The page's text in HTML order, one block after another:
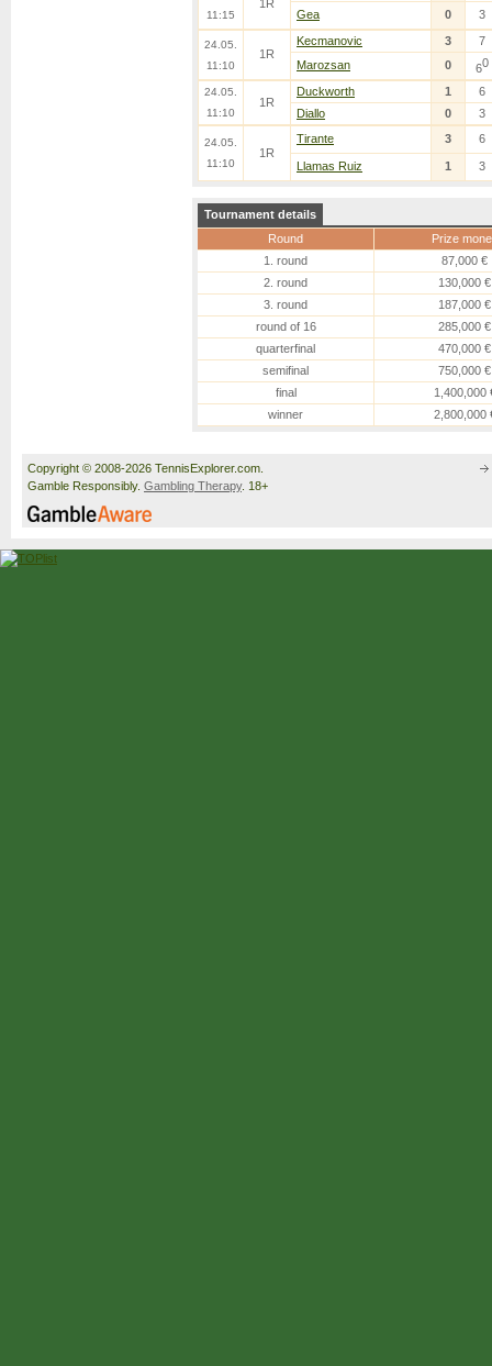
11:15
1R
Gea
0 3
24.05.
11:10
1R
Kecmanovic 3
7
Marozsan
0 60
24.05.
11:10
1R
Duckworth 1
6
Diallo
0 3
24.05.
11:10
1R
Tirante 3 6
Llamas Ruiz 1 3
Tournament details
Round
Prize
1. round
87,000 €
2. round
130,000 €
3. round
187,000 €
round of 16
285,000 €
quarterfinal
470,000 €
semifinal
750,000 €
final
1,400,000
winner
2,800,000
Copyright © 2008-2026 TennisExplorer.com.
Gamble Responsibly. Gambling Therapy. 18+